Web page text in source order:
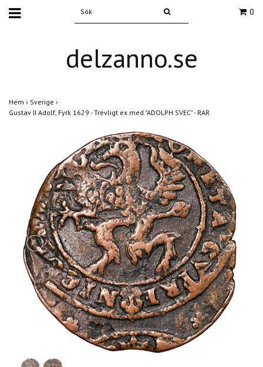
0
delzanno.se
Hem › Sverige ›
Gustav II Adolf, Fyrk 1629 - Trevligt ex med "ADOLPH SVEC" - RAR